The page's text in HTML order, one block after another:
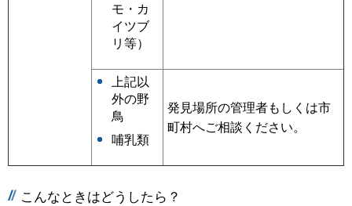
モ・カ
イツブ
リ等）
上記以
外の野
鳥
哺乳類
発見場所の管理者もしくは市
町村へご相談ください。
こんなときはどうしたら？